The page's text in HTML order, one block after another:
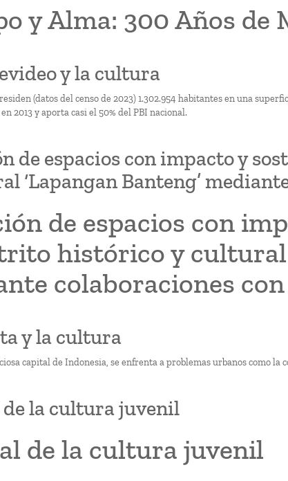
y Alma: 300 Años de
y la cultura
(datos del censo de 2023) 1.302.954 habitantes en una
2013 y aporta casi el 50% del PBI nacional.
de espacios con impacto y
‘Lapangan Banteng’
de espacios con
histórico y cultural
colaboraciones
y la cultura
capital de Indonesia, se enfrenta a problemas urbanos como la
la cultura juvenil
de la cultura juvenil